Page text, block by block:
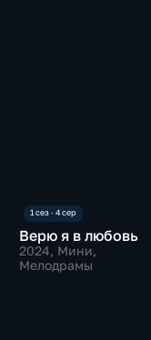
Верю я в любовь
2024, Мини,
Мелодрамы